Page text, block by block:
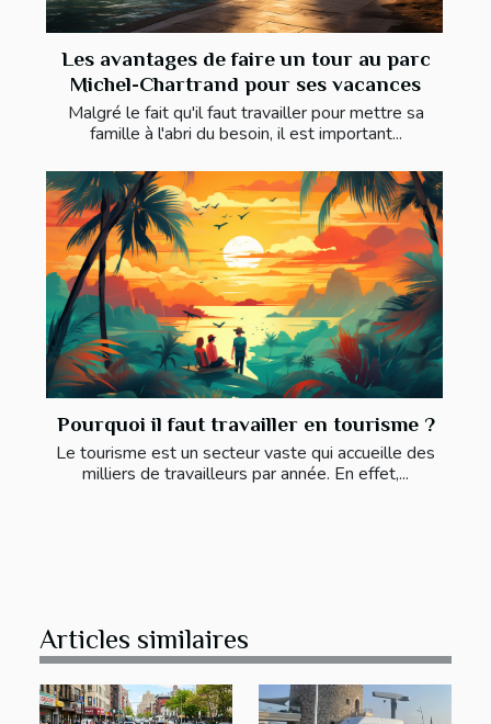
Les avantages de faire un tour au parc
Michel-Chartrand pour ses vacances
Malgré le fait qu'il faut travailler pour mettre sa
famille à l'abri du besoin, il est important...
Pourquoi il faut travailler en tourisme ?
Le tourisme est un secteur vaste qui accueille des
milliers de travailleurs par année. En effet,...
Articles similaires